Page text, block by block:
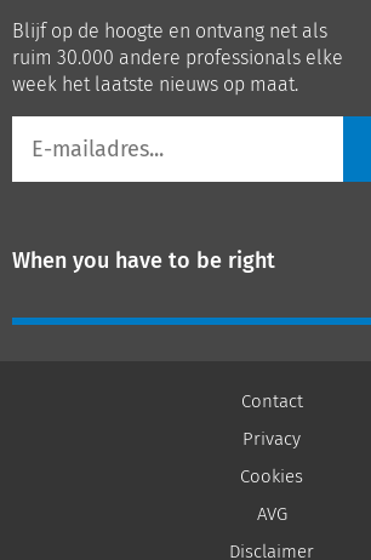
LinkedInYoutube
Blijf op de hoogte en ontvang net als
ruim 30.000 andere professionals elke
week het laatste nieuws op maat.
mailadres
When you have to be right
Contact
Privacy
Cookies
AVG
Disclaimer